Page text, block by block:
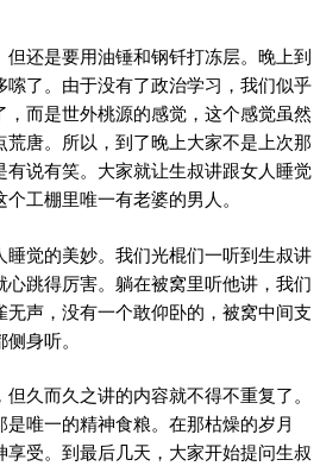
还是要用油锤和钢钎打冻层。晚上到
了。由于没有了政治学习，我们似乎
而是世外桃源的感觉，这个感觉虽然
唐。所以，到了晚上大家不是上次那
说有笑。大家就让生叔讲跟女人睡觉
工棚里唯一有老婆的男人。
觉的美妙。我们光棍们一听到生叔讲
跳得厉害。躺在被窝里听他讲，我们
声，没有一个敢仰卧的，被窝中间支
身听。
久而久之讲的内容就不得不重复了。
唯一的精神食粮。在那枯燥的岁月
受。到最后几天，大家开始提问生叔